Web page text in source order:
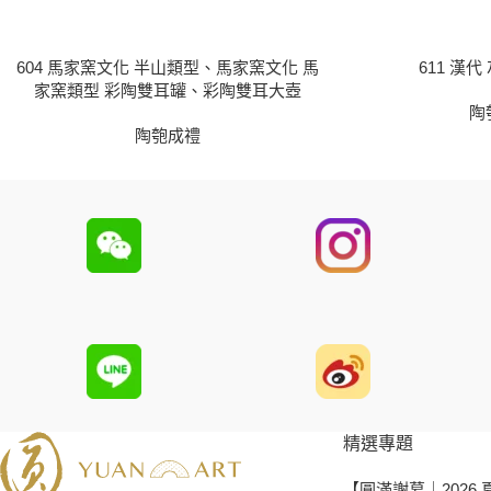
604 馬家窯文化 半山類型、馬家窯文化 馬
家窯類型 彩陶雙耳罐、彩陶雙耳大壺
陶匏成禮
611 漢代
陶
精選專題